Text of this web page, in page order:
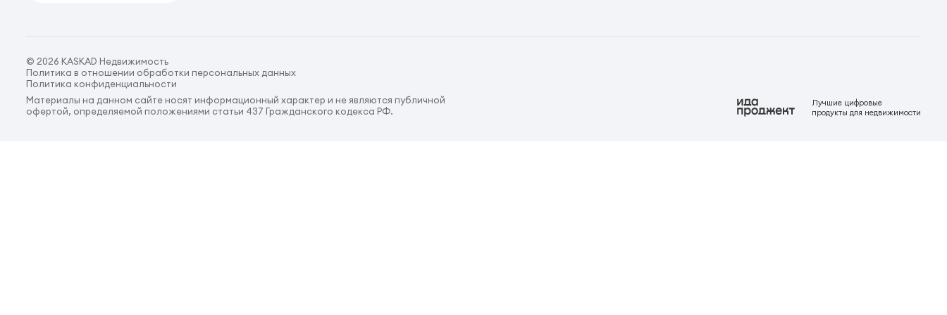
© 2026 KASKAD Недвижимость
Политика в отношении обработки персональных данных
Политика конфиденциальности
Материалы на данном сайте носят информационный характер и не являются публичной
офертой, определяемой положениями статьи 437 Гражданского кодекса РФ.
Лучшие цифровые
продукты для недвижимости